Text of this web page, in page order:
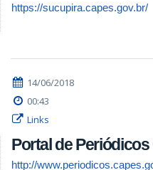
https://sucupira.capes.gov.br/
14/06/2018
00:43
Links
Portal de Periódicos
http://